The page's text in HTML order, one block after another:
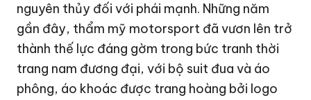
nguyên thủy đối với phái mạnh. Những năm
gần đây, thẩm mỹ motorsport đã vươn lên trở
thành thế lực đáng gờm trong bức tranh thời
trang nam đương đại, với bộ suit đua và áo
phông, áo khoác được trang hoàng bởi logo